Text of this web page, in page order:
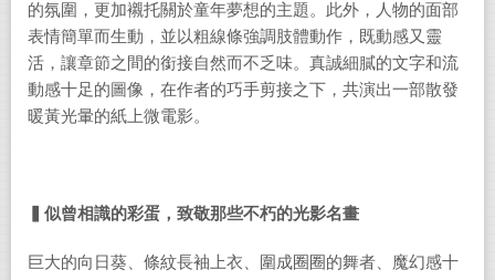
的氛圍，更加襯托關於童年夢想的主題。此外，人物的面部
表情簡單而生動，並以粗線條強調肢體動作，既動感又靈
活，讓章節之間的銜接自然而不乏味。真誠細膩的文字和流
動感十足的圖像，在作者的巧手剪接之下，共演出一部散發
暖黃光暈的紙上微電影。
▍似曾相識的彩蛋，致敬那些不朽的光影名畫
巨大的向日葵、條紋長袖上衣、圍成圈圈的舞者、魔幻感十